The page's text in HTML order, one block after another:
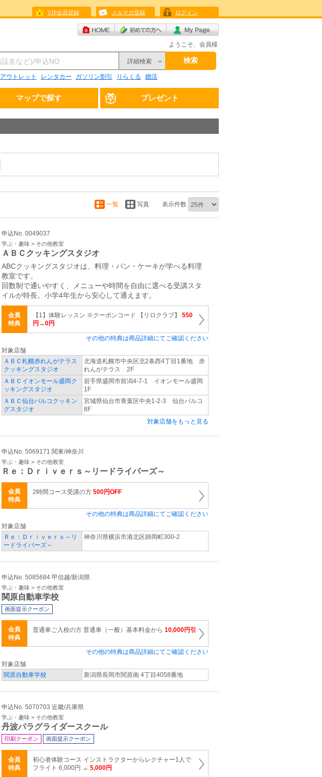
VIP会員登録 メルマガ登録 ログイン
ようこそ、会員様
詳細検索 検索
アウトレット レンタカー ガソリン割引 りらくる 婚活
マップで探す プレゼント
一覧 写真 表示件数
申込No. 0049037
学ぶ・趣味 > その他教室
ＡＢＣクッキングスタジオ
ABCクッキングスタジオは、料理・パン・ケーキが学べる料理
教室です。
回数制で通いやすく、メニューや時間を自由に選べる受講スタ
イルが特長。小学4年生から安心して通えます。
会員
特典
【1】体験レッスン ※クーポンコード 【リロクラブ】 550
円→0円
その他の特典は商品詳細にてご確認ください
対象店舗
ＡＢＣ札幌赤れんがテラス
クッキングスタジオ
北海道札幌市中央区北2条西4丁目1番地 赤
れんがテラス 2F
ＡＢＣイオンモール盛岡ク
ッキングスタジオ
岩手県盛岡市前潟4-7-1 イオンモール盛岡
1F
ＡＢＣ仙台パルコクッキン
グスタジオ
宮城県仙台市青葉区中央1-2-3 仙台パルコ
8F
対象店舗をもっと見る
申込No. 5069171 関東/神奈川
学ぶ・趣味 > その他教室
Ｒｅ：Ｄｒｉｖｅｒｓ～リードライバーズ～
会員
特典
2時間コース受講の方 500円OFF
その他の特典は商品詳細にてご確認ください
対象店舗
Ｒｅ：Ｄｒｉｖｅｒｓ～リ
ードライバーズ～
神奈川県横浜市港北区師岡町300-2
申込No. 5085684 甲信越/新潟県
学ぶ・趣味 > その他教室
関原自動車学校
画面提示クーポン
会員
特典
普通車ご入校の方 普通車（一般）基本料金から 10,000円引
その他の特典は商品詳細にてご確認ください
対象店舗
関原自動車学校
新潟県長岡市関原南 4丁目4058番地
申込No. 5070703 近畿/兵庫県
学ぶ・趣味 > その他教室
丹波パラグライダースクール
印刷クーポン 画面提示クーポン
会員
特典
初心者体験コース インストラクターからレクチャー1人で
フライト 6,000円 → 5,000円